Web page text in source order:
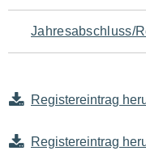
Jahresabschluss/
Registereintrag
Registereintrag